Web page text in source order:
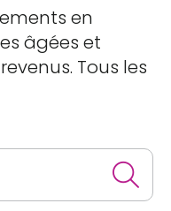
en
âgées et
Tous les